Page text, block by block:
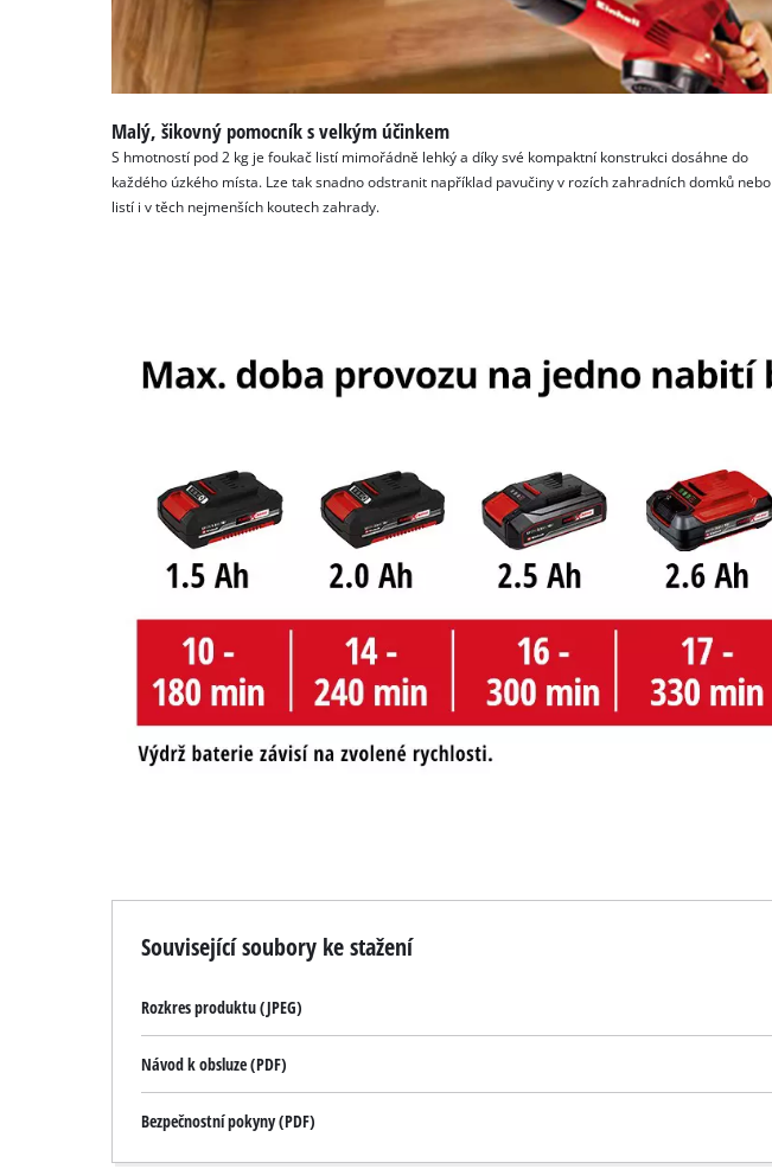
Malý, šikovný pomocník s velkým účinkem
S hmotností pod 2 kg je foukač listí mimořádně lehký a díky své kompaktní konstrukci dosáhne do
každého úzkého místa. Lze tak snadno odstranit například pavučiny v rozích zahradních domků nebo
listí i v těch nejmenších koutech zahrady.
Související soubory ke stažení
Rozkres produktu (JPEG)
Návod k obsluze (PDF)
Bezpečnostní pokyny (PDF)